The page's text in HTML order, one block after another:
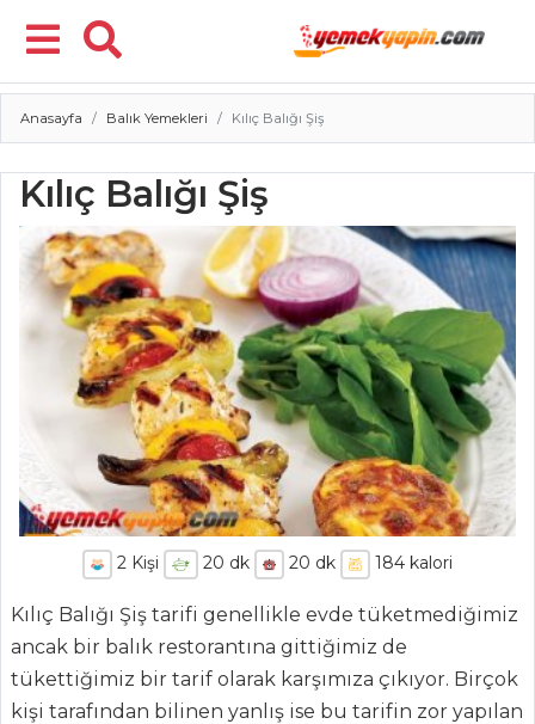
Menü
Anasayfa Balık Yemekleri Kılıç Balığı Şiş
Kılıç Balığı Şiş
2Kişi 20 dk 20 dk 184 kalori
Kılıç Balığı Şiş tarifi genellikle evde tüketmediğimiz
ancak bir balık restorantına gittiğimiz de
tükettiğimiz bir tarif olarak karşımıza çıkıyor. Birçok
kişi tarafından bilinen yanlış ise bu tarifin zor yapılan